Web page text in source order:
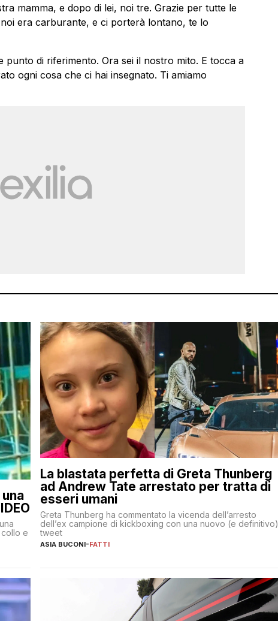
mamma, e dopo di lei, noi tre. Grazie per tutte le
era carburante, e ci porterà lontano, te lo
punto di riferimento. Ora sei il nostro mito. E tocca a
ogni cosa che ci hai insegnato. Ti amiamo
e
La blastata perfetta di Greta Thunberg
ad Andrew Tate arrestato per tratta di
esseri umani
Greta Thunberg ha commentato la vicenda dell’arresto
dell’ex campione di kickboxing con una nuovo (e definitivo)
tweet
ASIA BUCONI-FATTI